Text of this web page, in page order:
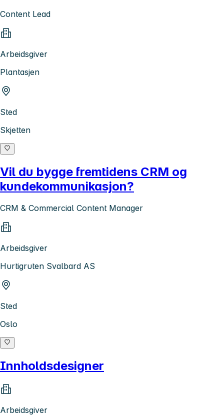
Content Lead
Arbeidsgiver
Plantasjen
Sted
Skjetten
Vil du bygge fremtidens CRM og
kundekommunikasjon?
CRM & Commercial Content Manager
Arbeidsgiver
Hurtigruten Svalbard AS
Sted
Oslo
Innholdsdesigner
Arbeidsgiver